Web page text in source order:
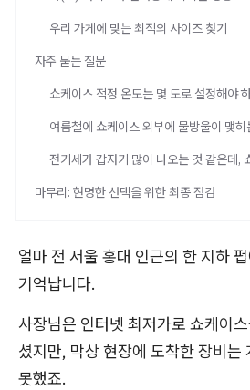
우리 가게에 맞는 최적의 사이즈 찾기
자주 묻는 질문
쇼케이스 적정 온도는 몇 도로 설정해야
여름철에 쇼케이스 외부에 물방울이 맺
전기세가 갑자기 많이 나오는 것 같은데,
마무리: 현명한 선택을 위한 최종 점검
얼마 전 서울 홍대 인근의 한 지하
기억납니다.
사장님은 인터넷 최저가로 쇼케이
셨지만, 막상 현장에 도착한 장비는
못했죠.